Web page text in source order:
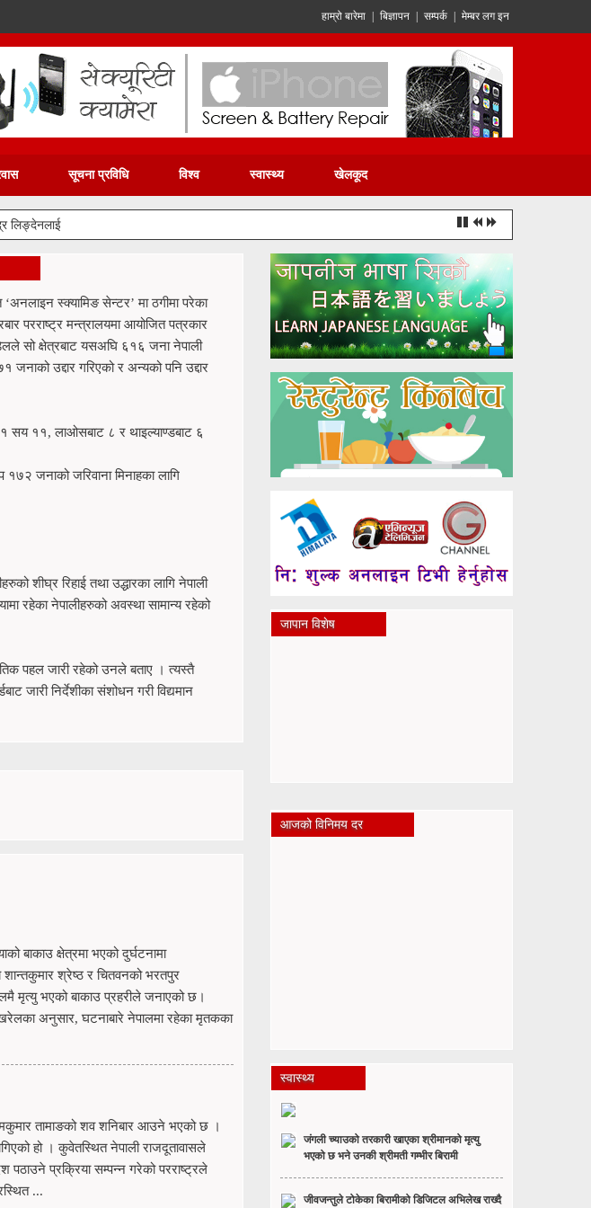
हाम्रो बारेमा बिज्ञापन सम्पर्क मेम्बर लग इन
सूचना प्रविधि विश्व स्वास्थ्य खेलकूद
लिङ्देनलाई
‘अनलाइन स्क्यामिङ सेन्टर’ मा ठगीमा परेका
परराष्ट्र मन्त्रालयमा आयोजित पत्रकार
सो क्षेत्रबाट यसअघि ६१६ जना नेपाली
जनाको उद्दार गरिएको र अन्यको पनि उद्दार
१ सय ११, लाओसबाट ८ र थाइल्याण्डबाट ६
जनाको जरिवाना मिनाहका लागि
शीघ्र रिहाई तथा उद्धारका लागि नेपाली
रहेका नेपालीहरुको अवस्था सामान्य रहेको
पहल जारी रहेको उनले बताए । त्यस्तै
जारी निर्देशीका संशोधन गरी विद्यमान
बाकाउ क्षेत्रमा भएको दुर्घटनामा
शान्तकुमार श्रेष्ठ र चितवनको भरतपुर
मृत्यु भएको बाकाउ प्रहरीले जनाएको छ।
अनुसार, घटनाबारे नेपालमा रहेका मृतकका
तामाङको शव शनिबार आउने भएको छ ।
हो । कुवेतस्थित नेपाली राजदूतावासले
प्रक्रिया सम्पन्न गरेको परराष्ट्रले
...
जापान विशेष
आजको विनिमय दर
स्वास्थ्य
जंगली च्याउको तरकारी खाएका श्रीमानको मृत्यु
भएको छ भने उनकी श्रीमती गम्भीर बिरामी
जीवजन्तुले टोकेका बिरामीको डिजिटल अभिलेख राख्दै